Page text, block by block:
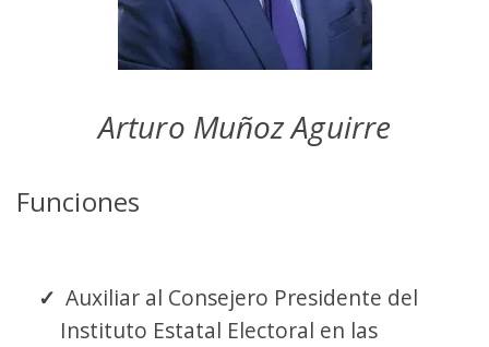
Arturo Muñoz Aguirre
Funciones
Auxiliar al Consejero Presidente del
Instituto Estatal Electoral en las